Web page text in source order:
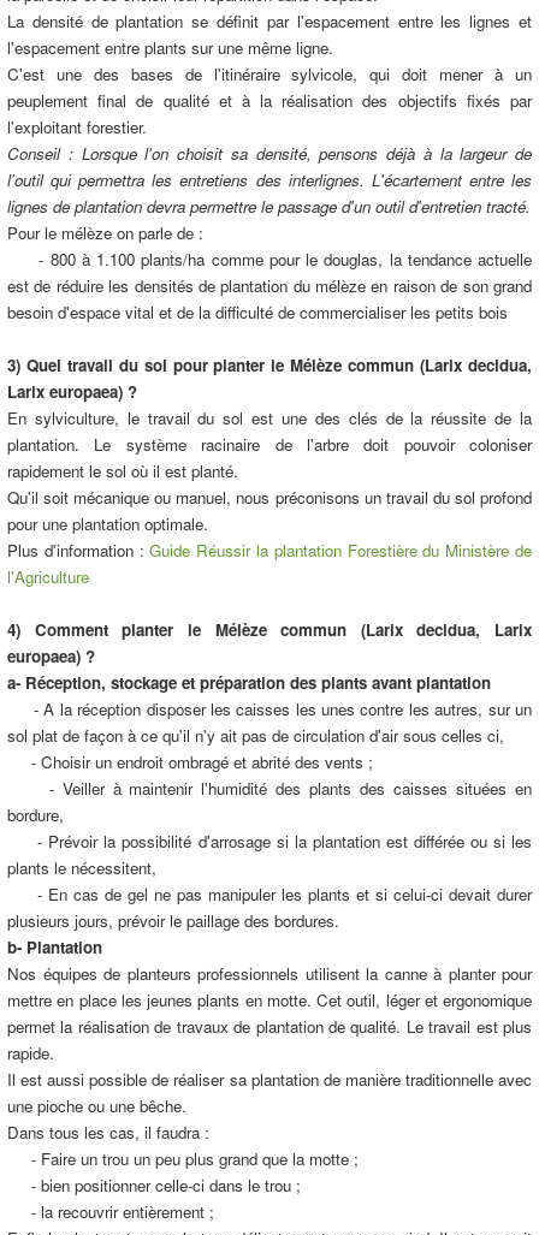
La densité de plantation se définit par l'espacement entre les lignes et
l'espacement entre plants sur une même ligne.
C'est une des bases de l'itinéraire sylvicole, qui doit mener à un
peuplement final de qualité et à la réalisation des objectifs fixés par
l'exploitant forestier.
Conseil : Lorsque l'on choisit sa densité, pensons déjà à la largeur de
l'outil qui permettra les entretiens des interlignes. L'écartement entre les
lignes de plantation devra permettre le passage d'un outil d'entretien tracté.
Pour le mélèze on parle de :
- 800 à 1.100 plants/ha comme pour le douglas, la tendance actuelle
est de réduire les densités de plantation du mélèze en raison de son grand
besoin d'espace vital et de la difficulté de commercialiser les petits bois
3) Quel travail du sol pour planter le Mélèze commun (Larix decidua,
Larix europaea) ?
En sylviculture, le travail du sol est une des clés de la réussite de la
plantation. Le système racinaire de l'arbre doit pouvoir coloniser
rapidement le sol où il est planté.
Qu'il soit mécanique ou manuel, nous préconisons un travail du sol profond
pour une plantation optimale.
Plus d'information :Guide Réussir la plantation Forestière du Ministère de
l'Agriculture
4) Comment planter le Mélèze commun (Larix decidua, Larix
europaea) ?
a- Réception, stockage et préparation des plants avant plantation
- A la réception disposer les caisses les unes contre les autres, sur un
sol plat de façon à ce qu'il n'y ait pas de circulation d'air sous celles ci,
- Choisir un endroit ombragé et abrité des vents ;
- Veiller à maintenir l'humidité des plants des caisses situées en
bordure,
- Prévoir la possibilité d'arrosage si la plantation est différée ou si les
plants le nécessitent,
- En cas de gel ne pas manipuler les plants et si celui-ci devait durer
plusieurs jours, prévoir le paillage des bordures.
b- Plantation
Nos équipes de planteurs professionnels utilisent la canne à planter pour
mettre en place les jeunes plants en motte. Cet outil, léger et ergonomique
permet la réalisation de travaux de plantation de qualité. Le travail est plus
rapide.
Il est aussi possible de réaliser sa plantation de manière traditionnelle avec
une pioche ou une bêche.
Dans tous les cas, il faudra :
- Faire un trou un peu plus grand que la motte ;
- bien positionner celle-ci dans le trou ;
- la recouvrir entièrement ;